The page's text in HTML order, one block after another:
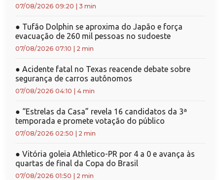
07/08/2026 09:20 3 min
● Tufão Dolphin se aproxima do Japão e força
evacuação de 260 mil pessoas no sudoeste
07/08/2026 07:10 2 min
● Acidente fatal no Texas reacende debate sobre
segurança de carros autônomos
07/08/2026 04:10 4 min
● “Estrelas da Casa” revela 16 candidatos da 3ª
temporada e promete votação do público
07/08/2026 02:50 2 min
● Vitória goleia Athletico-PR por 4 a 0 e avança às
quartas de final da Copa do Brasil
07/08/2026 01:50 2 min